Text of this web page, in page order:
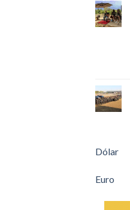
Dólar
Euro